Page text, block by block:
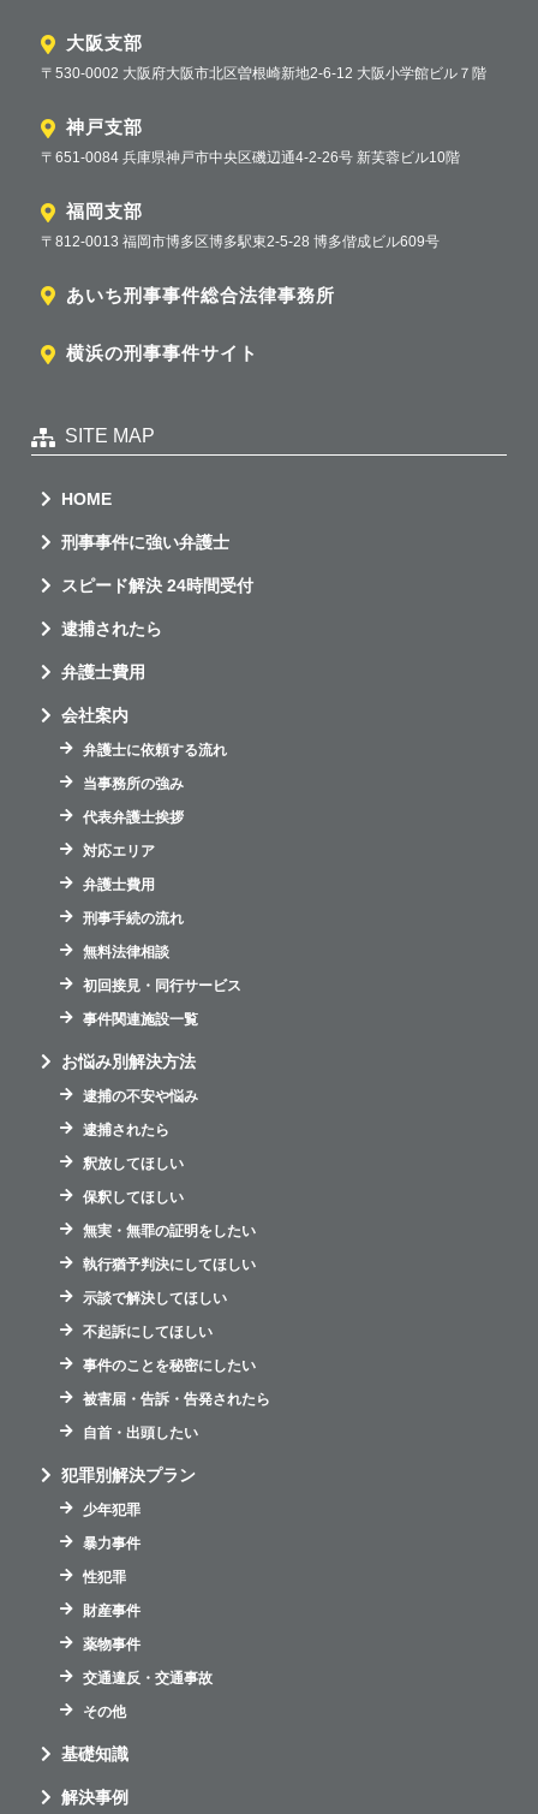
大阪支部
〒530-0002 大阪府大阪市北区曽根崎新地2-6-12 大阪小学館ビル７階
神戸支部
〒651-0084 兵庫県神戸市中央区磯辺通4-2-26号 新芙蓉ビル10階
福岡支部
〒812-0013 福岡市博多区博多駅東2-5-28 博多偕成ビル609号
あいち刑事事件総合法律事務所
横浜の刑事事件サイト
SITE MAP
HOME
刑事事件に強い弁護士
スピード解決 24時間受付
逮捕されたら
弁護士費用
会社案内
弁護士に依頼する流れ
当事務所の強み
代表弁護士挨拶
対応エリア
弁護士費用
刑事手続の流れ
無料法律相談
初回接見・同行サービス
事件関連施設一覧
お悩み別解決方法
逮捕の不安や悩み
逮捕されたら
釈放してほしい
保釈してほしい
無実・無罪の証明をしたい
執行猶予判決にしてほしい
示談で解決してほしい
不起訴にしてほしい
事件のことを秘密にしたい
被害届・告訴・告発されたら
自首・出頭したい
犯罪別解決プラン
少年犯罪
暴力事件
性犯罪
財産事件
薬物事件
交通違反・交通事故
その他
基礎知識
解決事例